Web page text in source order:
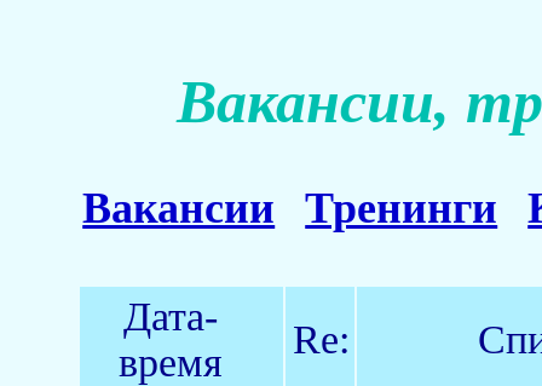
Вакансии,
Вакансии Тренинги
Дата-
время
Re: